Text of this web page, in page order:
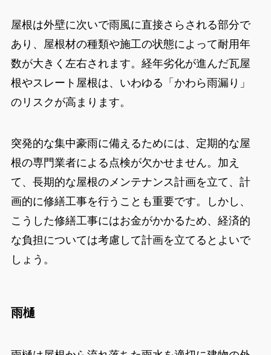
屋根は外壁に次いで雨風に直接さらされる部分で
あり、屋根材の種類や施工の状態によって耐用年
数が大きく左右されます。経年劣化が進んだ瓦屋
根やスレート屋根は、いわゆる「かわら雨漏り」
のリスクが高まります。
突発的な集中豪雨に備えるためには、定期的な屋
根の専門業者による点検が欠かせません。加え
て、長期的な屋根のメンテナンス計画を立て、計
画的に修繕工事を行うことも重要です。しかし、
こうした修繕工事にはお金がかかるため、経済的
な負担については考慮して計画を立てるとよいで
しょう。
雨樋